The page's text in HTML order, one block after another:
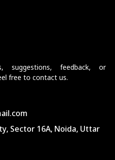
suggestions, feedback, or
free to contact us.
Sector 16A, Noida, Uttar